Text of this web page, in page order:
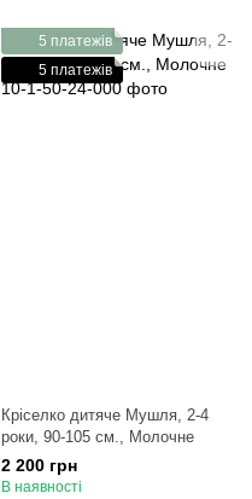
5 платежів
5 платежів
Кріселко дитяче Мушля, 2-4
роки, 90-105 см., Молочне
2 200 грн
В наявності